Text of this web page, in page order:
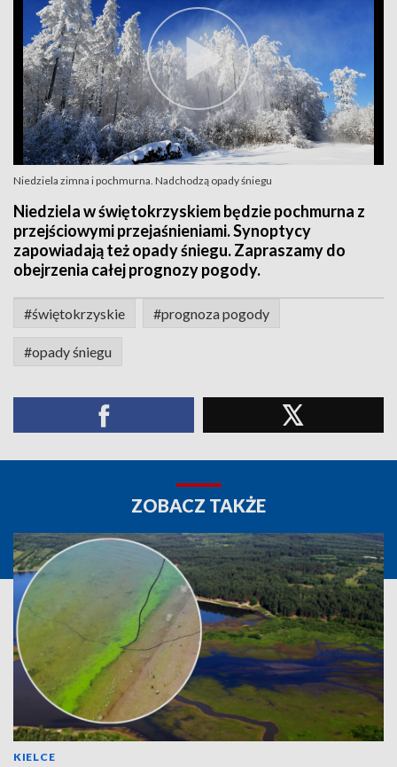
Niedziela zimna i pochmurna. Nadchodzą opady śniegu
Niedziela w świętokrzyskiem będzie pochmurna z
przejściowymi przejaśnieniami. Synoptycy
zapowiadają też opady śniegu. Zapraszamy do
obejrzenia całej prognozy pogody.
#świętokrzyskie #prognoza pogody
#opady śniegu
ZOBACZ TAKŻE
KIELCE